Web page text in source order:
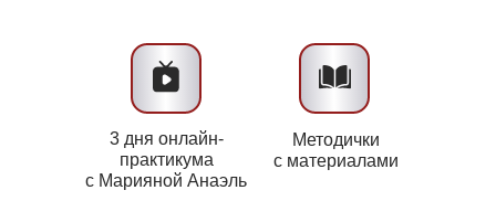
3 дня онлайн-
практикума
с Марияной Анаэль
Методички
с материалами